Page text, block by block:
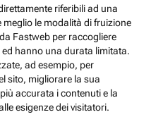
riferibili ad una
le modalità di fruizione
Fastweb per raccogliere
hanno una durata limitata.
ad esempio, per
sito, migliorare la sua
accurata i contenuti e la
esigenze dei visitatori.